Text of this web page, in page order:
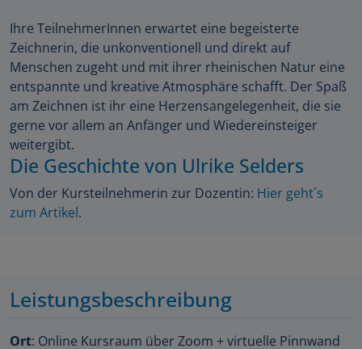
Ihre TeilnehmerInnen erwartet eine begeisterte
Zeichnerin, die unkonventionell und direkt auf
Menschen zugeht und mit ihrer rheinischen Natur eine
entspannte und kreative Atmosphäre schafft. Der Spaß
am Zeichnen ist ihr eine Herzensangelegenheit, die sie
gerne vor allem an Anfänger und Wiedereinsteiger
weitergibt.
Die Geschichte von Ulrike Selders
Von der Kursteilnehmerin zur Dozentin: Hier geht´s
zum Artikel.
Leistungsbeschreibung
Ort: Online Kursraum über Zoom + virtuelle Pinnwand